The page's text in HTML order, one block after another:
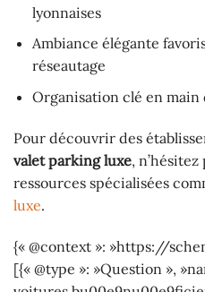
lyonnaises
Ambiance élégante
réseautage
Organisation clé en main
Pour découvrir des
valet parking luxe,
ressources spécialisées
luxe.
{« @context »: »https://
[{« @type »: »Question »,